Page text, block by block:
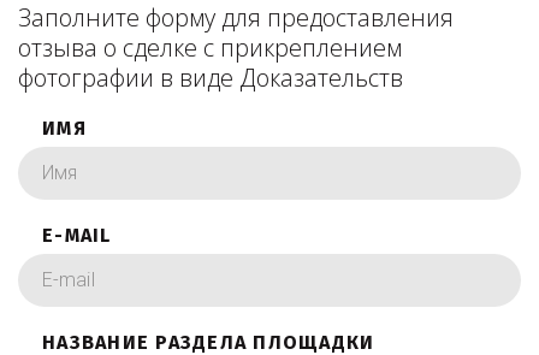
Заполните форму для предоставления
отзыва о сделке с прикреплением
фотографии в виде Доказательств
ИМЯ
E-MAIL
НАЗВАНИЕ РАЗДЕЛА ПЛОЩАДКИ